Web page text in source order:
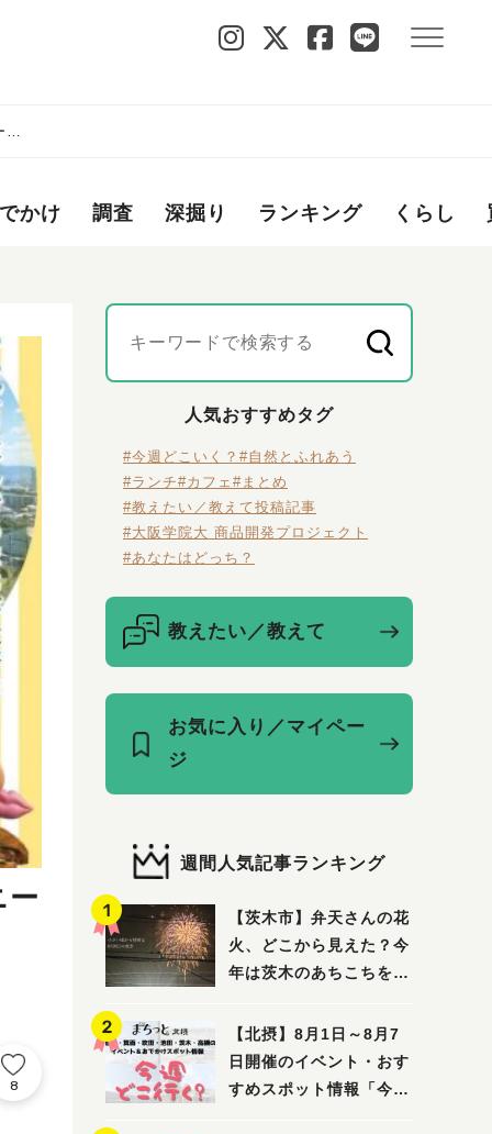
で
かけ 調査 深掘り ランキング くらし
ー
8
人気おすすめタグ
#今週どこいく？ #自然とふれあう
#ランチ#カフェ #まとめ
#教えたい／教えて投稿記事
#大阪学院大 商品開発プロジェクト
#あなたはどっち？
教えたい／教えて
お気に入り／マイペー
ジ
週間人気記事ランキング
【茨木市】弁天さんの花
火、どこから見えた？今
年は茨木のあちこちを巡
【北摂】8月1日～8月7
日開催のイベント・おす
すめスポット情報「今週